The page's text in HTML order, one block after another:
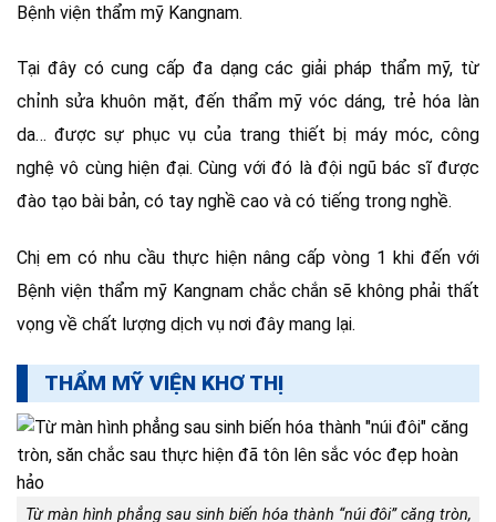
Bệnh viện thẩm mỹ Kangnam.
Tại đây có cung cấp đa dạng các giải pháp thẩm mỹ, từ
chỉnh sửa khuôn mặt, đến thẩm mỹ vóc dáng, trẻ hóa làn
da… được sự phục vụ của trang thiết bị máy móc, công
nghệ vô cùng hiện đại. Cùng với đó là đội ngũ bác sĩ được
đào tạo bài bản, có tay nghề cao và có tiếng trong nghề.
Chị em có nhu cầu thực hiện nâng cấp vòng 1 khi đến với
Bệnh viện thẩm mỹ Kangnam chắc chắn sẽ không phải thất
vọng về chất lượng dịch vụ nơi đây mang lại.
THẨM MỸ VIỆN KHƠ THỊ
Từ màn hình phẳng sau sinh biến hóa thành “núi đôi” căng tròn,